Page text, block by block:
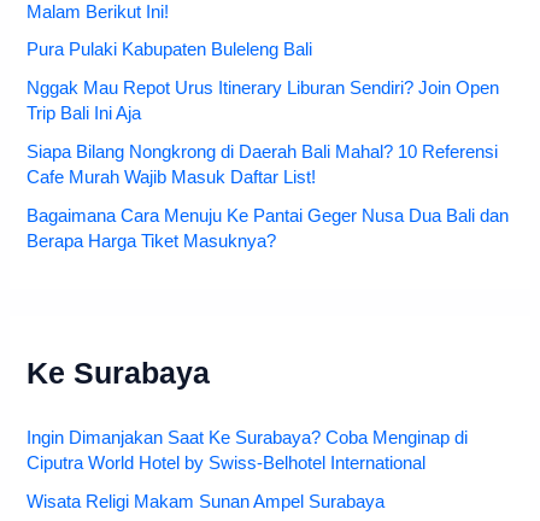
Malam Berikut Ini!
Pura Pulaki Kabupaten Buleleng Bali
Nggak Mau Repot Urus Itinerary Liburan Sendiri? Join Open
Trip Bali Ini Aja
Siapa Bilang Nongkrong di Daerah Bali Mahal? 10 Referensi
Cafe Murah Wajib Masuk Daftar List!
Bagaimana Cara Menuju Ke Pantai Geger Nusa Dua Bali dan
Berapa Harga Tiket Masuknya?
Ke Surabaya
Ingin Dimanjakan Saat Ke Surabaya? Coba Menginap di
Ciputra World Hotel by Swiss-Belhotel International
Wisata Religi Makam Sunan Ampel Surabaya